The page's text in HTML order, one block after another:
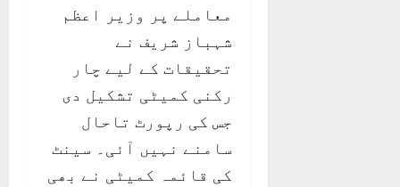
معاملے پر وزیر اعظم
شہباز شریف نے
تحقیقات کے لیے چار
رکنی کمیٹی تشکیل دی
جس کی رپورٹ تاحال
سامنے نہیں آئی۔ سینٹ
کی قائمہ کمیٹی نے بھی